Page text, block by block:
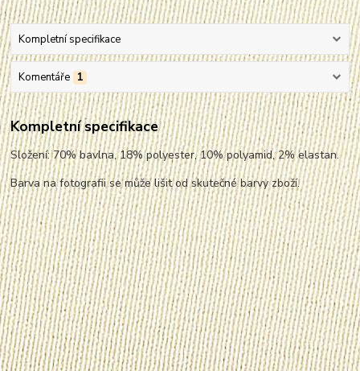
Kompletní specifikace
Komentáře 1
Kompletní specifikace
Složení: 70% bavlna, 18% polyester, 10% polyamid, 2% elastan.
Barva na fotografii se může lišit od skutečné barvy zboží.